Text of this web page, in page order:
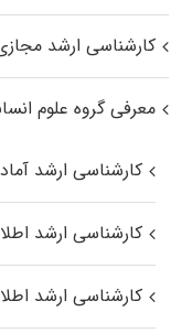
کارشناسی ارشد
معرفی گروه علوم
کارشناسی ارشد آماد
کارشناسی ارشد
کارشناسی ارشد